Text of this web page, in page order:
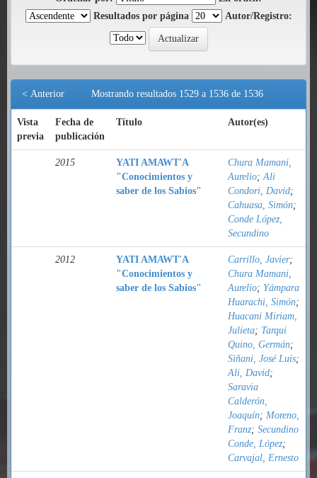
Resultados por página
Autor/Registro:
Mostrando resultados 1529 a 1536 de 1536
< Anterior
Vista
previa
Fecha de
publicación
Título Autor(es)
2015
YATI AMAWT'A
"Conocimientos y
saber de los Sabios"
Chura Mamani,
Aurelio;Ali
Condori, David;
Cahuasa, Simón;
Conde López,
Secundino
2012
YATI AMAWT'A
"Conocimientos y
saber de los Sabios"
Carrillo, Javier;
Chura Mamani,
Aurelio; Yámpara
Huarachi, Simón;
Huacani Miriam,
Julieta; Tarqui
Quino, Germán;
Siñani, José Luis;
Ali, David;
Saravia
Calderón,
Joaquín; Moreno,
Franz; Secundino
Conde, López;
Carvajal, Ernesto